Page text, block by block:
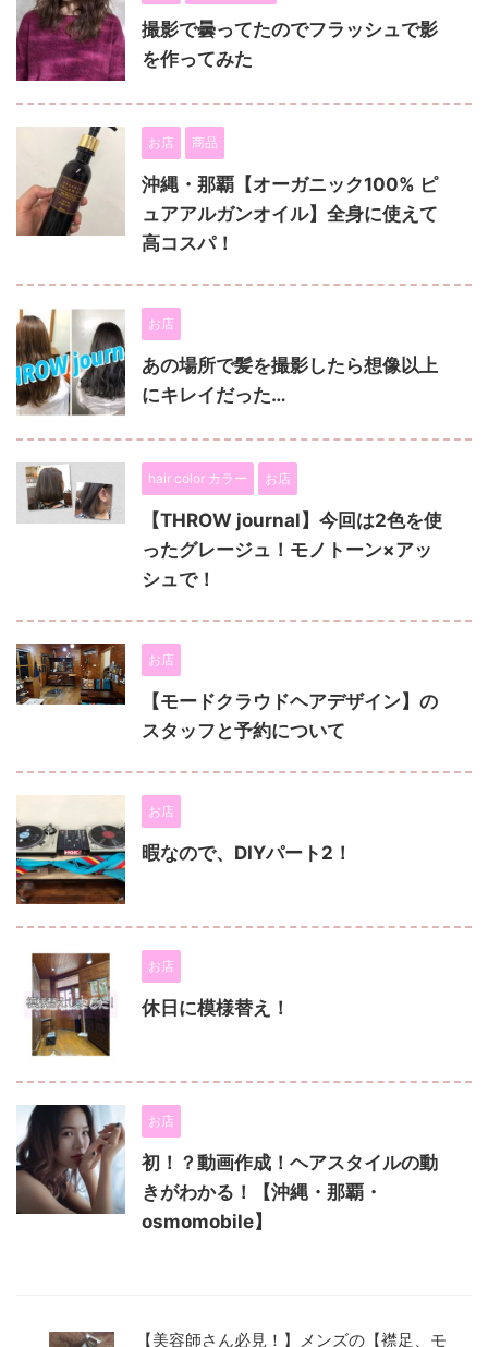
撮影で曇ってたのでフラッシュで影
を作ってみた
お店 商品
沖縄・那覇【オーガニック100% ピ
ュアアルガンオイル】全身に使えて
高コスパ！
お店
あの場所で髪を撮影したら想像以上
にキレイだった…
hair color カラー お店
【THROW journal】今回は2色を使
ったグレージュ！モノトーン×アッ
シュで！
お店
【モードクラウドヘアデザイン】の
スタッフと予約について
お店
暇なので、DIYパート2！
お店
休日に模様替え！
お店
初！？動画作成！ヘアスタイルの動
きがわかる！【沖縄・那覇・
osmomobile】
【美容師さん必見！】メンズの【襟足、モ